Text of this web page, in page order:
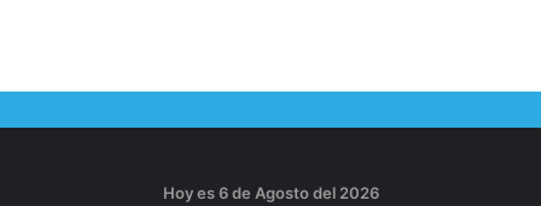
Hoy es 6 de Agosto del 2026